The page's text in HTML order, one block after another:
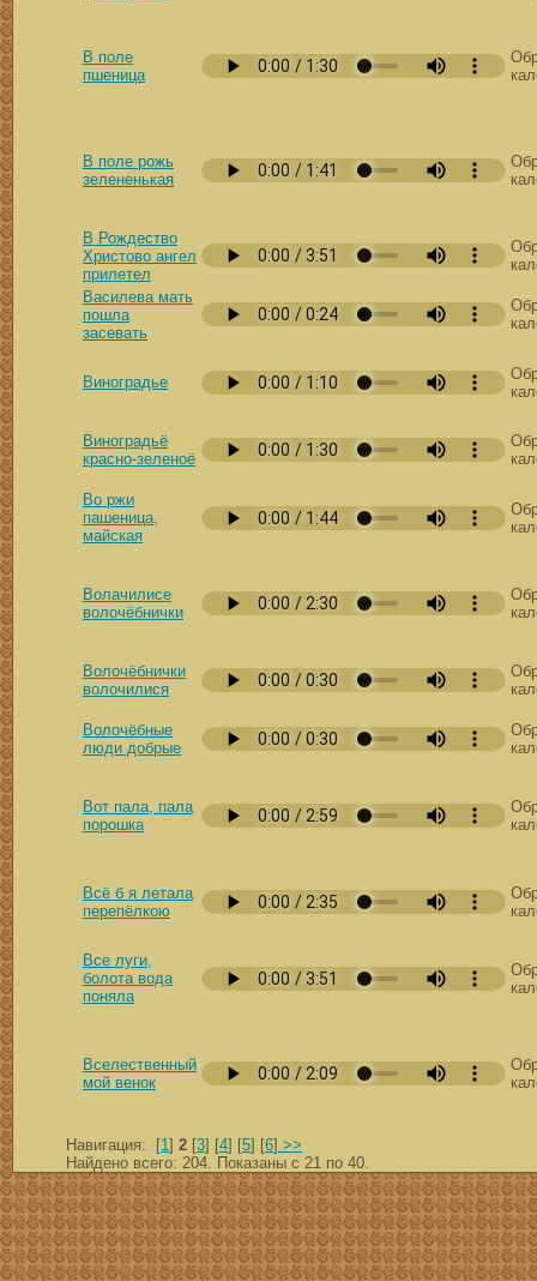
В поле
пшеница
В поле рожь
зелененькая
В Рождество
Христово ангел
прилетел
Василева мать
пошла
засевать
Виноградье
Виноградьё
красно-зеленоё
Во ржи
пашеница,
майская
Волачилисе
волочёбнички
Волочёбнички
волочилися
Волочёбные
люди добрые
Вот пала, пала
порошка
Всё б я летала
перепёлкою
Все луги,
болота вода
поняла
Вселественный
мой венок
Навигация: [1] 2 [3] [4] [5] [6] >>
Найдено всего: 204. Показаны с 21 по 40.
скачать mp3 бесплатно мп3,Россия,патриот,сохранение традиций,великая страна,история,тексты песен, описание песен, удобный каталог mp3 фольклора Поиск